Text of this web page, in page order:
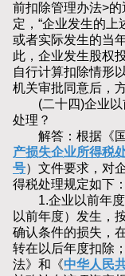
前扣除管理办法>的
定，“企业发生的
或者实际发生的当
此，企业发生股权
自行计算扣除情形
机关审批同意后，
(二十四)企业以
处理？
解答：根据《国
产损失企业所得税
号）文件要求，对
得税处理规定如下：
1.企业以前年度
以前年度）发生，
确认条件的损失，
转在以后年度扣除
法》和《中华人民